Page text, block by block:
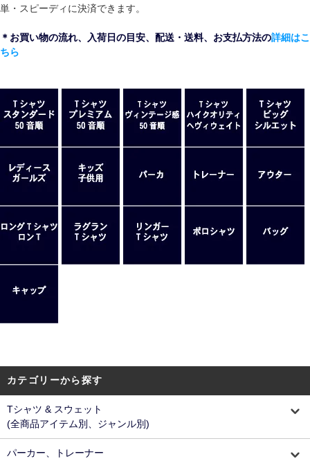
単・スピーディに決済できます。
＊お買い物の流れ、入荷日の目安、配送・送料、お支払方法の詳細はこ
ちら
カテゴリーから探す
Tシャツ & スウェット
(全商品アイテム別、ジャンル別)
パーカー、トレーナー